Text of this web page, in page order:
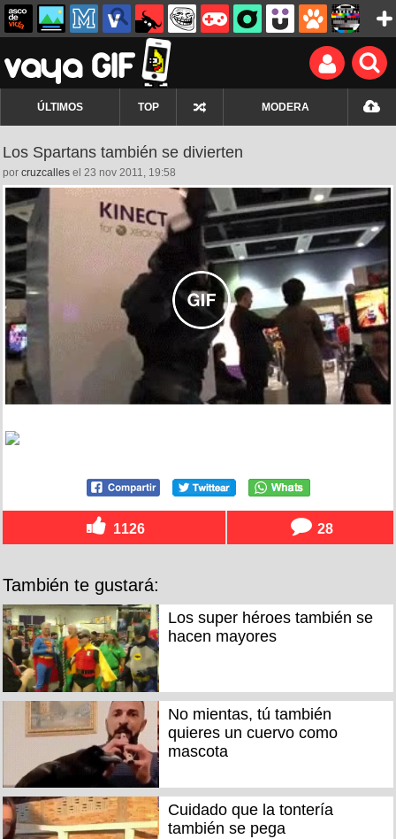
ÚLTIMOS TOP MODERA
Los Spartans también se divierten
por cruzcalles el 23 nov 2011, 19:58
1126 28
También te gustará:
Los super héroes también se
hacen mayores
No mientas, tú también
quieres un cuervo como
mascota
Cuidado que la tontería
también se pega